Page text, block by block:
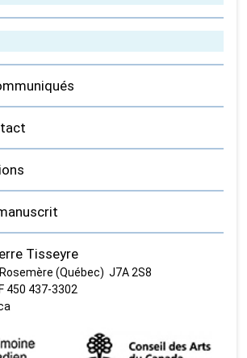
Tisseyre
(Québec) J7A 2S8
F 450 437‑3302